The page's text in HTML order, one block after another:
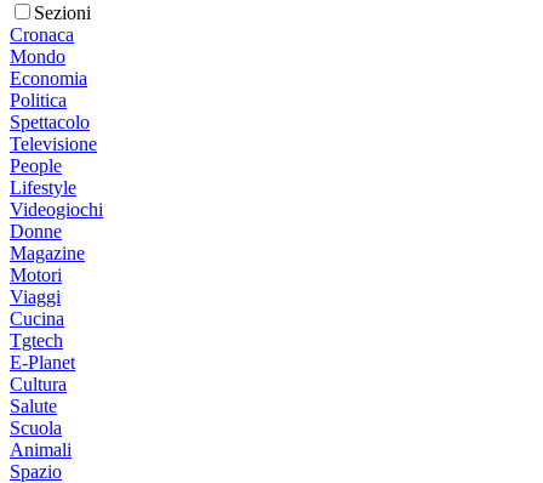
Sezioni
Cronaca
Mondo
Economia
Politica
Spettacolo
Televisione
People
Lifestyle
Videogiochi
Donne
Magazine
Motori
Viaggi
Cucina
Tgtech
E-Planet
Cultura
Salute
Scuola
Animali
Spazio